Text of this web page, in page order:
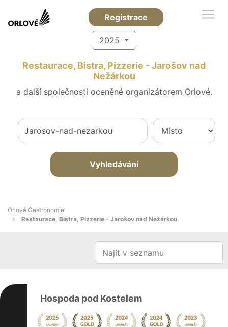
Registrace
2025
Restaurace, Bistra, Pizzerie - Jarošov nad
Nežárkou
a další společnosti oceněné organizátorem Orlové.
Vyhledávání
Orlové Gastronomie
Restaurace, Bistra, Pizzerie - Jarošov nad Nežárkou
Hospoda pod Kostelem